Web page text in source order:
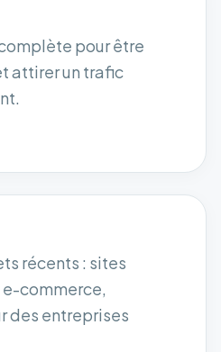
pour être
attirer un trafic
récents : sites
commerce,
des entreprises